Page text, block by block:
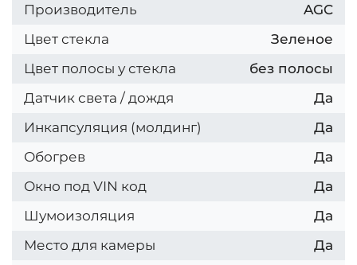
Производитель
AGC
Цвет стекла
Зеленое
Цвет полосы у стекла
без полосы
Датчик света / дождя
Да
Инкапсуляция (молдинг)
Да
Обогрев
Да
Окно под VIN код
Да
Шумоизоляция
Да
Место для камеры
Да